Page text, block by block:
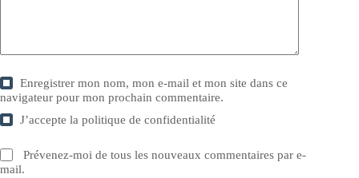
Enregistrer mon nom, mon e-mail et mon site dans ce
navigateur pour mon prochain commentaire.
J’accepte lapolitique de confidentialité
Prévenez-moi de tous les nouveaux commentaires par e-
mail.